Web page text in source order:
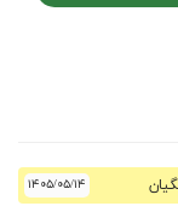
۱۴۰۵/۰۵/۱۴